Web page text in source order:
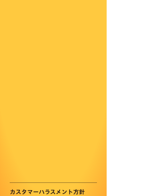
カスタマーハラスメント方針